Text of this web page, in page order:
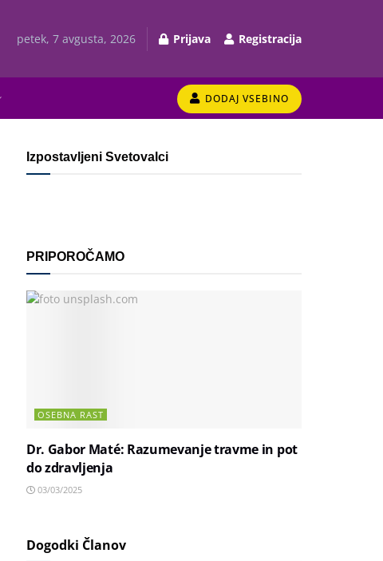
petek, 7 avgusta, 2026 Prijava Registracija
DODAJ VSEBINO
Izpostavljeni Svetovalci
PRIPOROČAMO
OSEBNA RAST
Dr. Gabor Maté: Razumevanje travme in pot
do zdravljenja
03/03/2025
Dogodki Članov